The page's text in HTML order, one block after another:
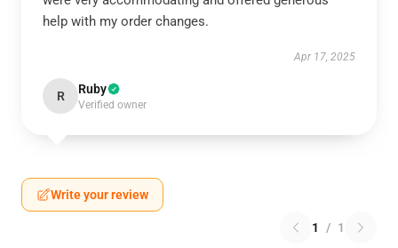
help with my order changes.
Apr 17, 2025
R Ruby
Verified owner
Write your review
1 / 1